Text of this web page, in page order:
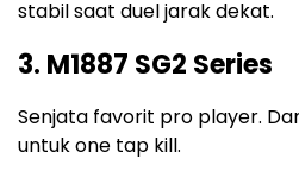
stabil saat duel jarak dekat.
3. M1887 SG2 Series
Senjata favorit pro player.
untuk one tap kill.